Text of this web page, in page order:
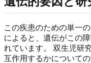
この疾患のための単一
によると、遺伝がこの
れています。 双生児研
互作用するかについて